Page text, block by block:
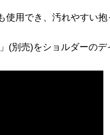
用でき、汚れやすい
(別売)をショルダーの